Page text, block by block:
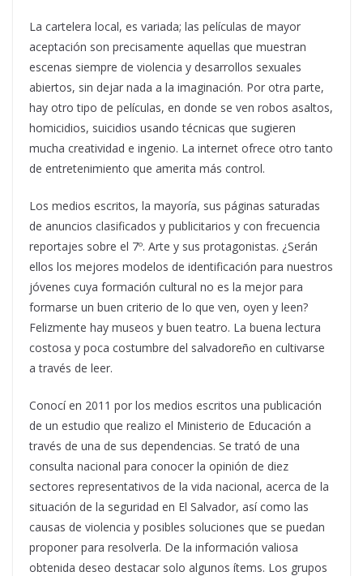
La cartelera local, es variada; las películas de mayor
aceptación son precisamente aquellas que muestran
escenas siempre de violencia y desarrollos sexuales
abiertos, sin dejar nada a la imaginación. Por otra parte,
hay otro tipo de películas, en donde se ven robos asaltos,
homicidios, suicidios usando técnicas que sugieren
mucha creatividad e ingenio. La internet ofrece otro tanto
de entretenimiento que amerita más control.
Los medios escritos, la mayoría, sus páginas saturadas
de anuncios clasificados y publicitarios y con frecuencia
reportajes sobre el 7º. Arte y sus protagonistas. ¿Serán
ellos los mejores modelos de identificación para nuestros
jóvenes cuya formación cultural no es la mejor para
formarse un buen criterio de lo que ven, oyen y leen?
Felizmente hay museos y buen teatro. La buena lectura
costosa y poca costumbre del salvadoreño en cultivarse
a través de leer.
Conocí en 2011 por los medios escritos una publicación
de un estudio que realizo el Ministerio de Educación a
través de una de sus dependencias. Se trató de una
consulta nacional para conocer la opinión de diez
sectores representativos de la vida nacional, acerca de la
situación de la seguridad en El Salvador, así como las
causas de violencia y posibles soluciones que se puedan
proponer para resolverla. De la información valiosa
obtenida deseo destacar solo algunos ítems. Los grupos